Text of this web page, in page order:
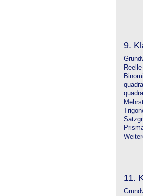
9.
11.